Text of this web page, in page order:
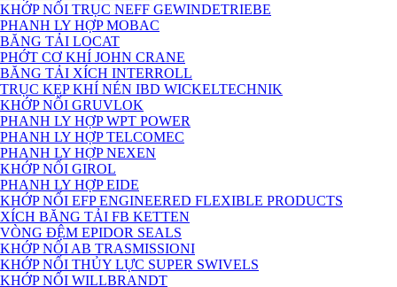
KHỚP NỐI TRỤC NEFF GEWINDETRIEBE
PHANH LY HỢP MOBAC
BĂNG TẢI LOCAT
PHỚT CƠ KHÍ JOHN CRANE
BĂNG TẢI XÍCH INTERROLL
TRỤC KẸP KHÍ NÉN IBD WICKELTECHNIK
KHỚP NỐI GRUVLOK
PHANH LY HỢP WPT POWER
PHANH LY HỢP TELCOMEC
PHANH LY HỢP NEXEN
KHỚP NỐI GIROL
PHANH LY HỢP EIDE
KHỚP NỐI EFP ENGINEERED FLEXIBLE PRODUCTS
XÍCH BĂNG TẢI FB KETTEN
VÒNG ĐỆM EPIDOR SEALS
KHỚP NỐI AB TRASMISSIONI
KHỚP NỐI THỦY LỰC SUPER SWIVELS
KHỚP NỐI WILLBRANDT